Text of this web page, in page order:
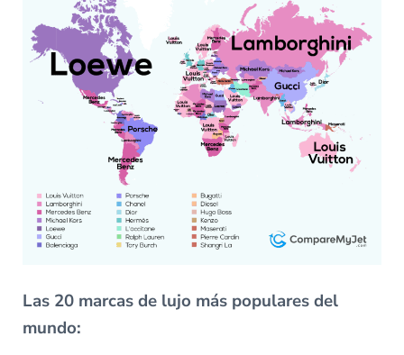
Las 20 marcas de lujo más populares del
mundo: